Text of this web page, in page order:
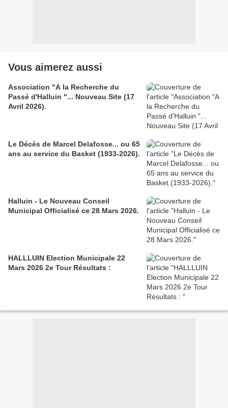
Vous aimerez aussi
Association "A la Recherche du
Passé d'Halluin "... Nouveau Site (17
Avril 2026).
Le Décès de Marcel Delafosse... ou 65
ans au service du Basket (1933-2026).
Halluin - Le Nouveau Conseil
Municipal Officialisé ce 28 Mars 2026.
HALLLUIN Election Municipale 22
Mars 2026 2e Tour Résultats :